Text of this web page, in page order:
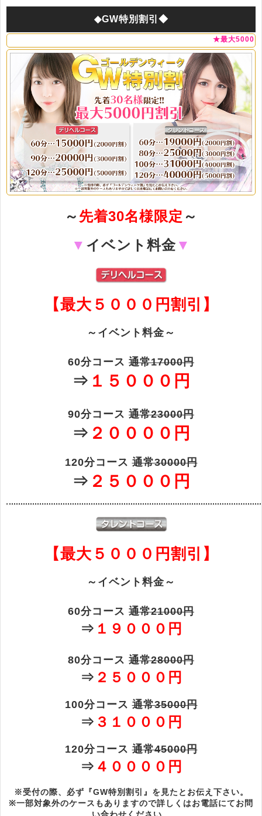
◆GW特別割引◆
★最大50000円割引！60
～ 先着30名様限定 ～
▼ イベント料金▼
【最大５０００円割引】
～イベント料金～
60分コース 通常17000円
⇒ １５０００円
90分コース 通常23000円
⇒ ２００００円
120分コース通常30000円
⇒ ２５０００円
【最大５０００円割引】
～イベント料金～
60分コース 通常21000円
⇒ １９０００円
80分コース 通常28000円
⇒ ２５０００円
100分コース通常35000円
⇒ ３１０００円
120分コース通常45000円
⇒ ４００００円
※受付の際、必ず『GW特別割引』を見たとお伝え下さい。
※一部対象外のケースもありますので詳しくはお電話にてお問
い合わせください。